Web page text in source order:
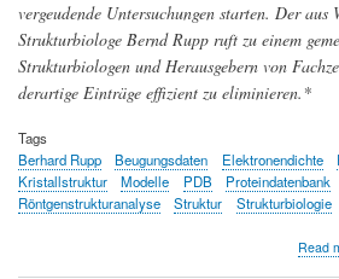
vergeudende Untersuchungen starten. Der aus
Strukturbiologe Bernd Rupp ruft zu einem
Strukturbiologen und Herausgebern von
derartige Einträge effizient zu eliminieren.*
Tags
Berhard Rupp
Beugungsdaten Elektronendichte
Kristallstruktur
Modelle PDB Proteindatenbank
Röntgenstrukturanalyse
Struktur Strukturbiologie
Read